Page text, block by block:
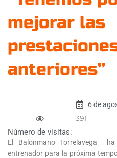
mejorar las
anteriores”
6 de
Número de visitas:
391
El Balonmano Torrelavega
entrenador para la próxima